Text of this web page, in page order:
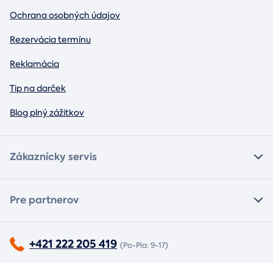
Ochrana osobných údajov
Rezervácia termínu
Reklamácia
Tip na darček
Blog plný zážitkov
Zákaznícky servis
Pre partnerov
+421 222 205 419 (Po-Pia: 9-17)